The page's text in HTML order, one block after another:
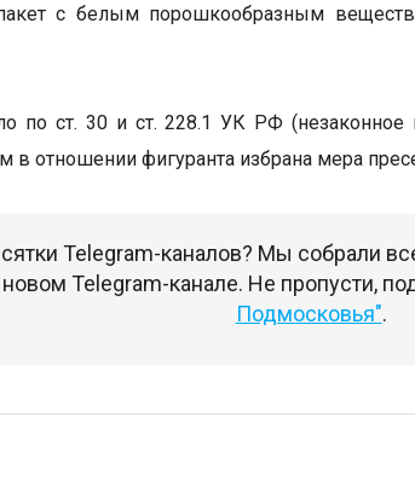
с белым порошкообразным
по ст. 30 и ст. 228.1 УК РФ (незаконное
в отношении фигуранта избрана мера
Telegram-каналов? Мы собрали
Telegram-канале. Не пропусти,
Подмосковья".